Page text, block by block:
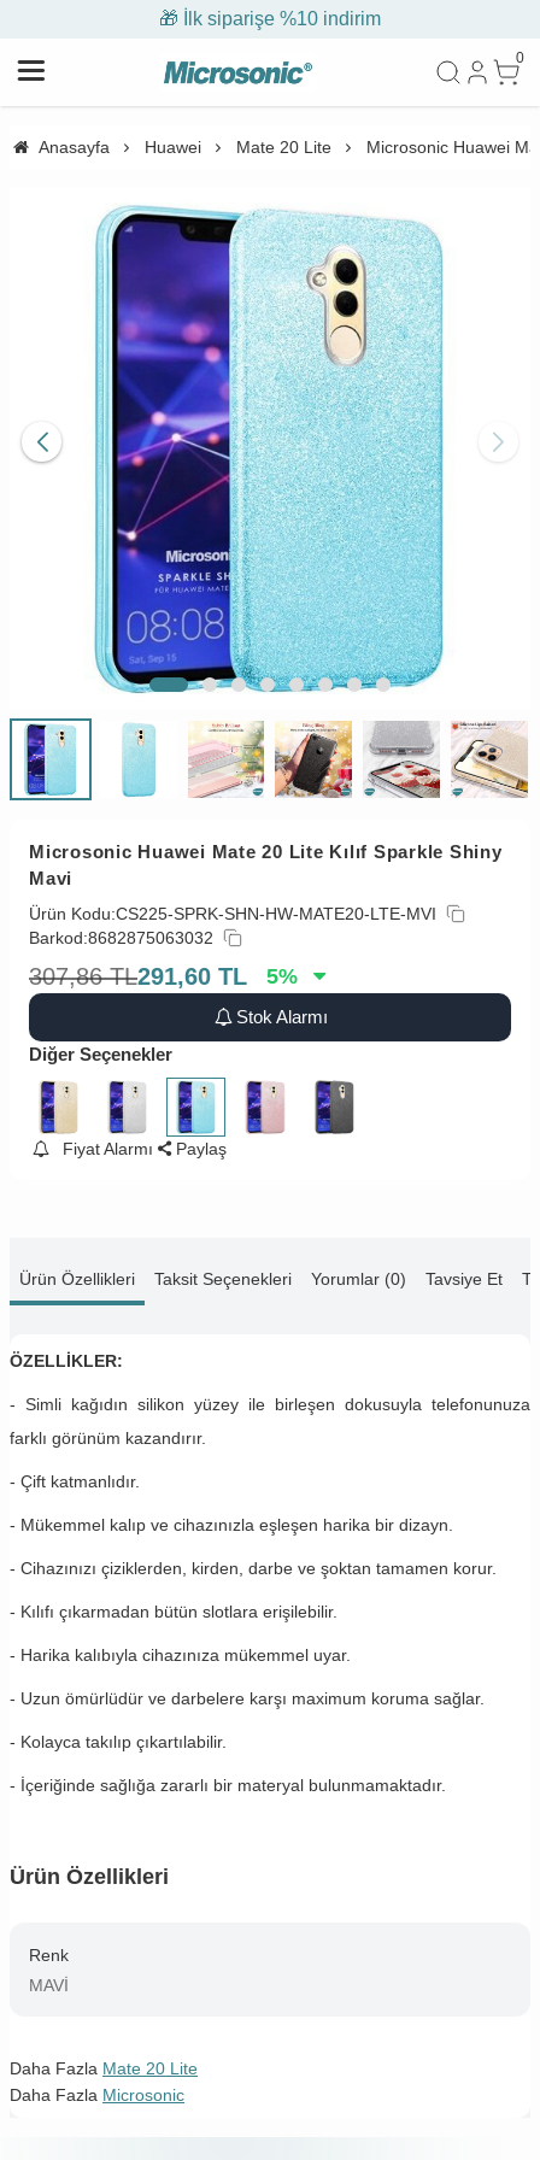
🎁 İlk siparişe %10 indirim
0
Anasayfa Huawei Mate 20 Lite Microsonic Huawei
Microsonic Huawei Mate 20 Lite Kılıf Sparkle Shiny
Mavi
Ürün Kodu:CS225-SPRK-SHN-HW-MATE20-LTE-MVI
Barkod:8682875063032
307,86 TL291,60 TL 5%
Stok Alarmı
Diğer Seçenekler
Fiyat Alarmı Paylaş
Ürün Özellikleri Taksit Seçenekleri Yorumlar (0) Tavsiye Et
ÖZELLİKLER:
- Simli kağıdın silikon yüzey ile birleşen dokusuyla telefonunuza
farklı görünüm kazandırır.
- Çift katmanlıdır.
- Mükemmel kalıp ve cihazınızla eşleşen harika bir dizayn.
- Cihazınızı çiziklerden, kirden, darbe ve şoktan tamamen korur.
- Kılıfı çıkarmadan bütün slotlara erişilebilir.
- Harika kalıbıyla cihazınıza mükemmel uyar.
- Uzun ömürlüdür ve darbelere karşı maximum koruma sağlar.
- Kolayca takılıp çıkartılabilir.
- İçeriğinde sağlığa zararlı bir materyal bulunmamaktadır.
Ürün Özellikleri
Renk
MAVİ
Daha Fazla Mate 20 Lite
Daha Fazla Microsonic